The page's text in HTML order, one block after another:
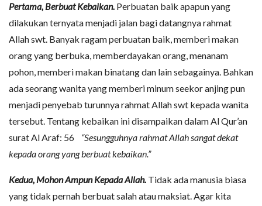
Pertama, Berbuat Kebaikan. Perbuatan baik apapun yang
dilakukan ternyata menjadi jalan bagi datangnya rahmat
Allah swt. Banyak ragam perbuatan baik, memberi makan
orang yang berbuka, memberdayakan orang, menanam
pohon, memberi makan binatang dan lain sebagainya. Bahkan
ada seorang wanita yang memberi minum seekor anjing pun
menjadi penyebab turunnya rahmat Allah swt kepada wanita
tersebut. Tentang kebaikan ini disampaikan dalam Al Qur’an
surat Al Araf: 56 “Sesungguhnya rahmat Allah sangat dekat
kepada orang yang berbuat kebaikan.”
Kedua, Mohon Ampun Kepada Allah. Tidak ada manusia biasa
yang tidak pernah berbuat salah atau maksiat. Agar kita